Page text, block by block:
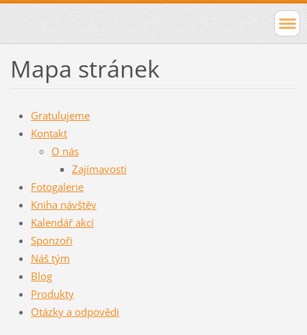
Mapa stránek
Gratulujeme
Kontakt
O nás
Zajímavosti
Fotogalerie
Kniha návštěv
Kalendář akcí
Sponzoři
Náš tým
Blog
Produkty
Otázky a odpovědi